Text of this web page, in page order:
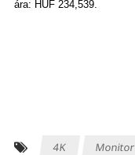
ára: HUF 234,539.
4K Monitor